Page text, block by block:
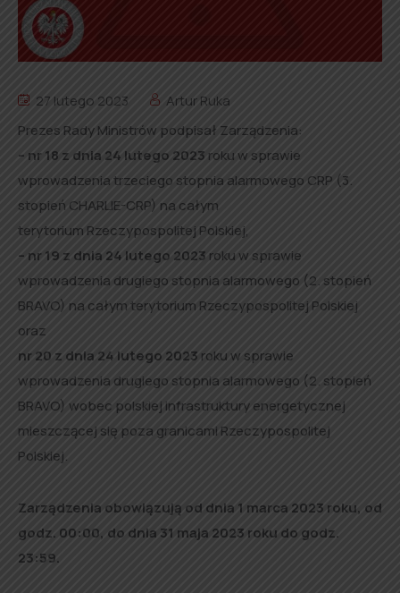
27 lutego 2023
Artur Ruka
Prezes Rady Ministrów podpisał Zarządzenia:
– nr 18 z dnia 24 lutego 2023 roku w sprawie
wprowadzenia trzeciego stopnia alarmowego CRP (3.
stopień CHARLIE-CRP) na całym
terytorium Rzeczypospolitej Polskiej,
– nr 19 z dnia 24 lutego 2023 roku w sprawie
wprowadzenia drugiego stopnia alarmowego (2. stopień
BRAVO) na całym terytorium Rzeczypospolitej Polskiej
oraz
nr 20 z dnia 24 lutego 2023 roku w sprawie
wprowadzenia drugiego stopnia alarmowego (2. stopień
BRAVO) wobec polskiej infrastruktury energetycznej
mieszczącej się poza granicami Rzeczypospolitej
Polskiej.
Zarządzenia obowiązują od dnia 1 marca 2023 roku, od
godz. 00:00, do dnia 31 maja 2023 roku do godz.
23:59.